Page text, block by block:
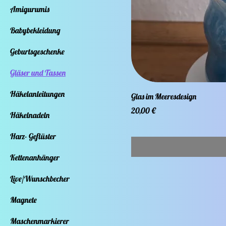
Amigurumis
Babybekleidung
Geburtsgeschenke
Gläser und Tassen
Häkelanleitungen
Häkelnadeln
Harz- Geflüster
Kettenanhänger
Live/Wunschbecher
Magnete
Maschenmarkierer
Glas im Meeresdesign
Preis
20,00 €